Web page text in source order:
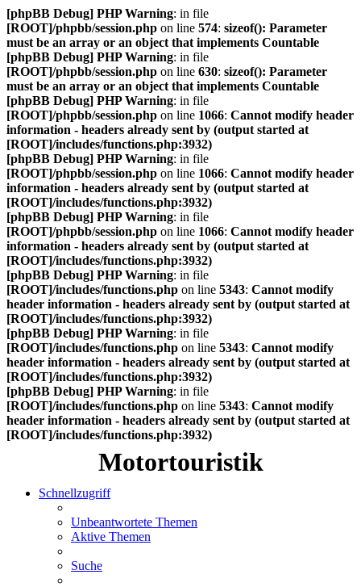
[phpBB Debug] PHP Warning: in file
[ROOT]/phpbb/session.php on line 574: sizeof(): Parameter
must be an array or an object that implements Countable
[phpBB Debug] PHP Warning: in file
[ROOT]/phpbb/session.php on line 630: sizeof(): Parameter
must be an array or an object that implements Countable
[phpBB Debug] PHP Warning: in file
[ROOT]/phpbb/session.php on line 1066: Cannot modify header
information - headers already sent by (output started at
[ROOT]/includes/functions.php:3932)
[phpBB Debug] PHP Warning: in file
[ROOT]/phpbb/session.php on line 1066: Cannot modify header
information - headers already sent by (output started at
[ROOT]/includes/functions.php:3932)
[phpBB Debug] PHP Warning: in file
[ROOT]/phpbb/session.php on line 1066: Cannot modify header
information - headers already sent by (output started at
[ROOT]/includes/functions.php:3932)
[phpBB Debug] PHP Warning: in file
[ROOT]/includes/functions.php on line 5343: Cannot modify
header information - headers already sent by (output started at
[ROOT]/includes/functions.php:3932)
[phpBB Debug] PHP Warning: in file
[ROOT]/includes/functions.php on line 5343: Cannot modify
header information - headers already sent by (output started at
[ROOT]/includes/functions.php:3932)
[phpBB Debug] PHP Warning: in file
[ROOT]/includes/functions.php on line 5343: Cannot modify
header information - headers already sent by (output started at
[ROOT]/includes/functions.php:3932)
Motortouristik
Schnellzugriff
Unbeantwortete Themen
Aktive Themen
Suche